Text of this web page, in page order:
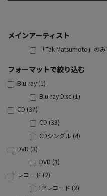
メインアーティスト
「Tak Matsumoto」の
フォーマットで絞り込む
Blu-ray (1)
Blu-ray Disc (1)
CD (37)
CD (33)
CDシングル (4)
DVD (3)
DVD (3)
レコード (2)
LPレコード (2)